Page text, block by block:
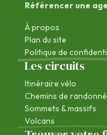
Référencer une
À propos
Plan du site
Politique de
Les circuits
Itinéraire vélo
Chemins de
Sommets & massifs
Volcans